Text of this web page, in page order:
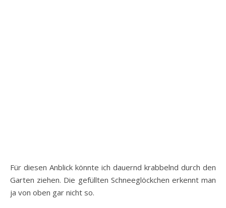
Für diesen Anblick könnte ich dauernd krabbelnd durch den
Garten ziehen. Die gefüllten Schneeglöckchen erkennt man
ja von oben gar nicht so.